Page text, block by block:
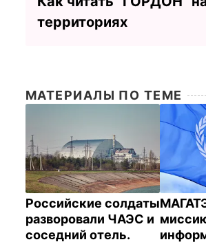
территориях
МАТЕРИАЛЫ ПО ТЕМЕ
Российские солдаты
разворовали ЧАЭС и
соседний отель.